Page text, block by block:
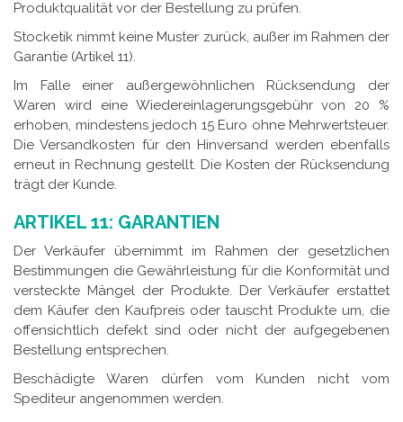
Produktqualität vor der Bestellung zu prüfen.
Stocketik nimmt keine Muster zurück, außer im Rahmen der
Garantie (Artikel 11).
Im Falle einer außergewöhnlichen Rücksendung der
Waren wird eine Wiedereinlagerungsgebühr von 20 %
erhoben, mindestens jedoch 15 Euro ohne Mehrwertsteuer.
Die Versandkosten für den Hinversand werden ebenfalls
erneut in Rechnung gestellt. Die Kosten der Rücksendung
trägt der Kunde.
ARTIKEL 11: GARANTIEN
Der Verkäufer übernimmt im Rahmen der gesetzlichen
Bestimmungen die Gewährleistung für die Konformität und
versteckte Mängel der Produkte. Der Verkäufer erstattet
dem Käufer den Kaufpreis oder tauscht Produkte um, die
offensichtlich defekt sind oder nicht der aufgegebenen
Bestellung entsprechen.
Beschädigte Waren dürfen vom Kunden nicht vom
Spediteur angenommen werden.